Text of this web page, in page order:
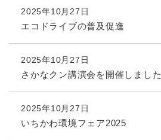
2025年10月27日
エコドライブの普及促進
2025年10月27日
さかなクン講演会を開催しました
2025年10月27日
いちかわ環境フェア2025